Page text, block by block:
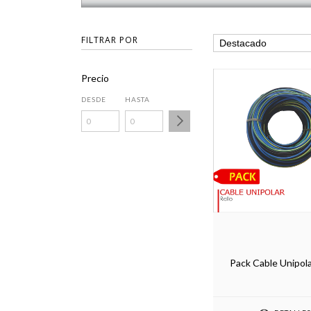
FILTRAR POR
Precio
DESDE HASTA
Pack Cable